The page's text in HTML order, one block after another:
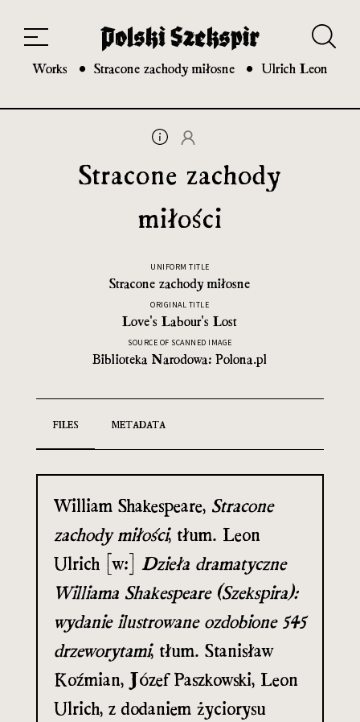
20th and 21st century module
Works Stracone zachody miłosne Ulrich Leon
FILES METADATA
William Shakespeare, Stracone
zachody miłości, tłum. Leon
Ulrich [w:] Dzieła dramatyczne
Williama Shakespeare (Szekspira):
wydanie ilustrowane ozdobione 545
drzeworytami, tłum. Stanisław
Koźmian, Józef Paszkowski, Leon
Ulrich, z dodaniem życiorysu
Stracone zachody
miłości
UNIFORM TITLE
Stracone zachody miłosne
ORIGINAL TITLE
Love's Labour's Lost
SOURCE OF SCANNED IMAGE
Biblioteka Narodowa: Polona.pl